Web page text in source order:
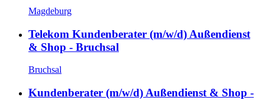
Magdeburg
Telekom Kundenberater (m/w/d) Außendienst
& Shop - Bruchsal
Bruchsal
Kundenberater (m/w/d) Außendienst & Shop -